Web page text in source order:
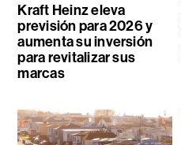
Kraft Heinz eleva
previsión para 2026 y
aumenta su inversión
para revitalizar sus
marcas